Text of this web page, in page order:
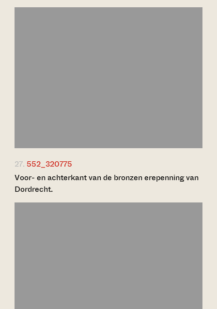
27. 552_320775
Voor- en achterkant van de bronzen erepenning van
Dordrecht.